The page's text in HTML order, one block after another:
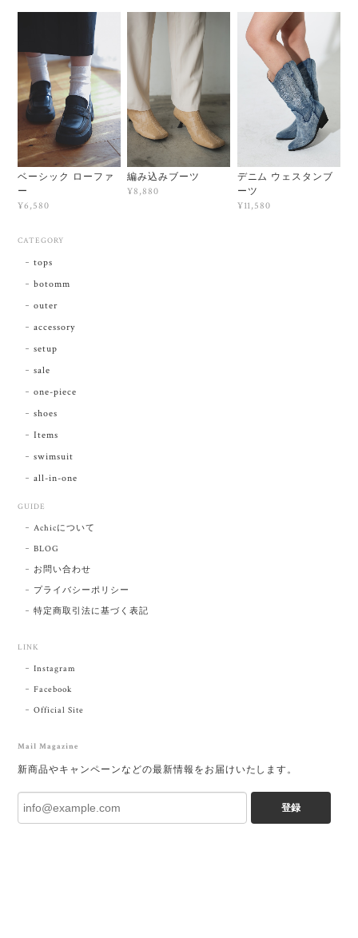
ベーシック ローファ
ー
¥6,580
編み込みブーツ
¥8,880
デニム ウェスタンブ
ーツ
¥11,580
CATEGORY
tops
botomm
outer
accessory
setup
sale
one-piece
shoes
Items
swimsuit
all-in-one
GUIDE
Achicについて
BLOG
お問い合わせ
プライバシーポリシー
特定商取引法に基づく表記
LINK
Instagram
Facebook
Official Site
Mail Magazine
新商品やキャンペーンなどの最新情報をお届けいたします。
登録